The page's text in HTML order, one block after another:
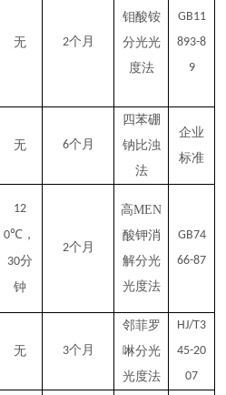
无 2个月
钼酸铵
分光光
度法
GB11
893-8
9
无 6个月
四苯硼
钠比浊
法
企业
标准
12
0℃，
30分
钟
2个月
高MEN
酸钾消
解分光
光度法
GB74
66-87
无 3个月
邻菲罗
啉分光
光度法
HJ/T3
45-20
07